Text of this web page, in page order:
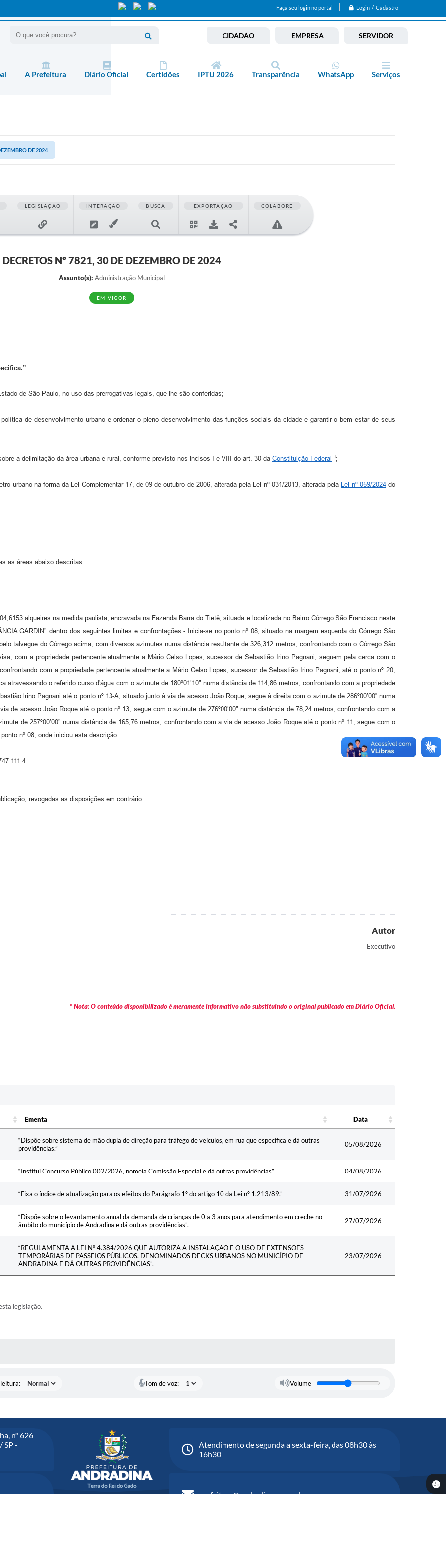
Faça seu login no portal Login / Cadastro
CIDADÃO EMPRESA SERVIDOR
A Prefeitura Diário Oficial Certidões IPTU 2026 Transparência WhatsApp Serviços
DE 2024
LEGISLAÇÃO INTERAÇÃO BUSCA EXPORTAÇÃO COLABORE
DECRETOS Nº 7821, 30 DE DEZEMBRO DE 2024
Assunto(s): Administração Municipal
EM VIGOR
de São Paulo, no uso das prerrogativas legais, que lhe são conferidas;
de desenvolvimento urbano e ordenar o pleno desenvolvimento das funções sociais da cidade e garantir o bem estar de seus
a delimitação da área urbana e rural, conforme previsto nos incisos I e VIII do art. 30 da Constituição Federal ;
urbano na forma da Lei Complementar 17, de 09 de outubro de 2006, alterada pela Lei nº 031/2013, alterada pela Lei nº 059/2024do
as áreas abaixo descritas:
alqueires na medida paulista, encravada na Fazenda Barra do Tietê, situada e localizada no Bairro Córrego São Francisco neste
GARDIN" dentro dos seguintes limites e confrontações:- Inicia-se no ponto nº 08, situado na margem esquerda do Córrego São
talvegue do Córrego acima, com diversos azimutes numa distância resultante de 326,312 metros, confrontando com o Córrego São
com a propriedade pertencente atualmente a Mário Celso Lopes, sucessor de Sebastião Irino Pagnani, seguem pela cerca com o
com a propriedade pertencente atualmente a Mário Celso Lopes, sucessor de Sebastião Irino Pagnani, até o ponto nº 20,
atravessando o referido curso d'água com o azimute de 180º01’10" numa distância de 114,86 metros, confrontando com a propriedade
lrino Pagnani até o ponto nº 13-A, situado junto à via de acesso João Roque, segue à direita com o azimute de 286º00’00” numa
de acesso João Roque até o ponto nº 13, segue com o azimute de 276º00’00" numa distância de 78,24 metros, confrontando com a
de 257º00’00" numa distância de 165,76 metros, confrontando com a via de acesso João Roque até o ponto nº 11, segue com o
nº 08, onde iniciou esta descrição.
revogadas as disposições em contrário.
Autor
Executivo
* Nota: O conteúdo disponibilizado é meramente informativo não substituindo o original publicado em Diário Oficial.
Ementa
Data
“Dispõe sobre sistema de mão dupla de direção para tráfego de veículos, em rua que especifica e dá outras
providências.”
05/08/2026
“Institui Concurso Público 002/2026, nomeia Comissão Especial e dá outras providências”. 04/08/2026
“Fixa o índice de atualização para os efeitos do Parágrafo 1º do artigo 10 da Lei nº 1.213/89.” 31/07/2026
“Dispõe sobre o levantamento anual da demanda de crianças de 0 a 3 anos para atendimento em creche no
âmbito do município de Andradina e dá outras providências”.
27/07/2026
“REGULAMENTA A LEI Nº 4.384/2026 QUE AUTORIZA A INSTALAÇÃO E O USO DE EXTENSÕES
TEMPORÁRIAS DE PASSEIOS PÚBLICOS, DENOMINADOS DECKS URBANOS NO MUNICÍPIO DE
ANDRADINA E DÁ OUTRAS PROVIDÊNCIAS”.
23/07/2026
legislação.
Tom de voz: Volume
n° 626
SP -
Atendimento de segunda a sexta-feira, das 08h30 às
16h30
prefeitura@andradina.sp.gov.br